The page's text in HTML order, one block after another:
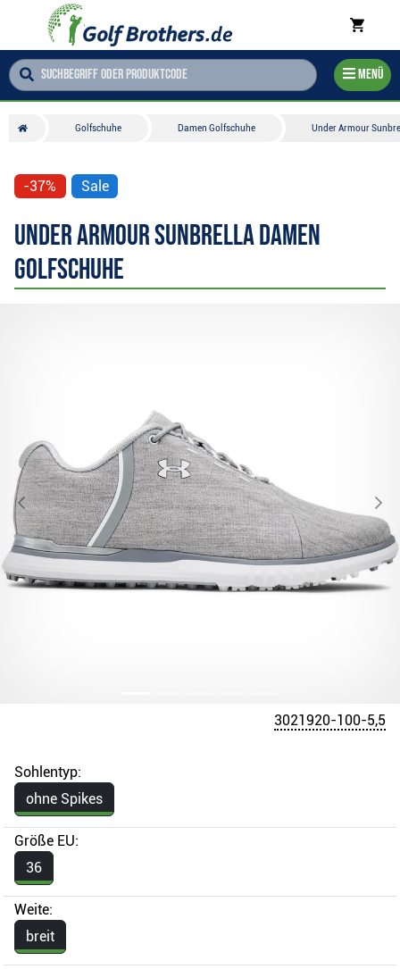
Menü
Golfschuhe Damen Golfschuhe Under Armour
-37% Sale
Under Armour Sunbrella Damen
Golfschuhe
3021920-100-5,5
Sohlentyp:
ohne Spikes
Größe EU:
36
Weite:
breit